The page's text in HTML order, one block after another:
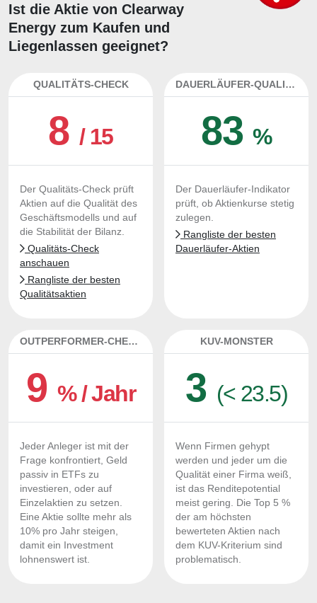
Ist die Aktie von Clearway
Energy zum Kaufen und
Liegenlassen geeignet?
QUALITÄTS-CHECK
8/ 15
Der Qualitäts-Check prüft
Aktien auf die Qualität des
Geschäftsmodells und auf
die Stabilität der Bilanz.
Qualitäts-Check
anschauen
Rangliste der besten
Qualitätsaktien
DAUERLÄUFER-QUALITÄTEN
83%
Der Dauerläufer-Indikator
prüft, ob Aktienkurse stetig
zulegen.
Rangliste der besten
Dauerläufer-Aktien
OUTPERFORMER-CHECK
9 % / Jahr
Jeder Anleger ist mit der
Frage konfrontiert, Geld
passiv in ETFs zu
investieren, oder auf
Einzelaktien zu setzen.
Eine Aktie sollte mehr als
10% pro Jahr steigen,
damit ein Investment
lohnenswert ist.
KUV-MONSTER
3 (< 23.5)
Wenn Firmen gehypt
werden und jeder um die
Qualität einer Firma weiß,
ist das Renditepotential
meist gering. Die Top 5 %
der am höchsten
bewerteten Aktien nach
dem KUV-Kriterium sind
problematisch.